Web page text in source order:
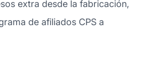
extra desde la fabricación,
de afiliados CPS a